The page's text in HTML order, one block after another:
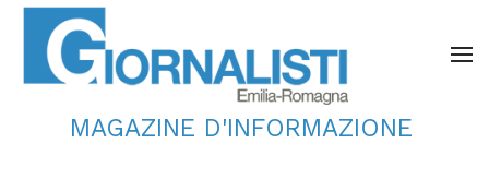
MAGAZINE D'INFORMAZIONE